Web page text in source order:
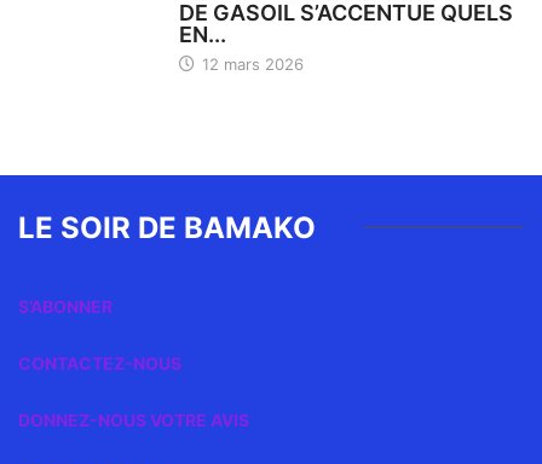
DE GASOIL S’ACCENTUE QUELS
EN...
12 mars 2026
LE SOIR DE BAMAKO
S’ABONNER
CONTACTEZ-NOUS
DONNEZ-NOUS VOTRE AVIS